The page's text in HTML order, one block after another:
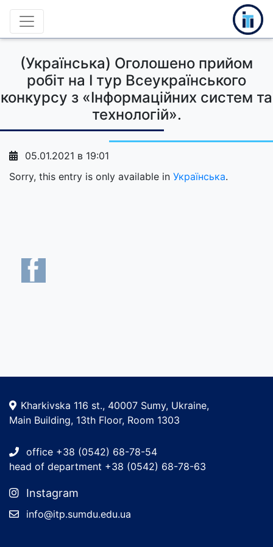
(Українська) Оголошено прийом
робіт на I тур Всеукраїнського
конкурсу з «Інформаційних систем та
технологій».
05.01.2021 в 19:01
Sorry, this entry is only available in Українська.
Kharkivska 116 st., 40007 Sumy, Ukraine,
Main Building, 13th Floor, Room 1303
office +38 (0542) 68-78-54
head of department +38 (0542) 68-78-63
Instagram
info@itp.sumdu.edu.ua